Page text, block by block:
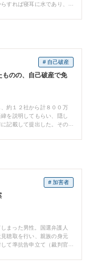
すれば寝耳に水であり、
その後も丁寧に交渉を続
このような場合、相手方
述のようにうまく行く事
ーも含め、必ず弁護士に
# 自己破産
ものの、自己破産で免
約１２社から計８００万
を説明してもらい、隠し
記載して提出した。その
とで管財となることなく
ります。とにかく、「裁
# 加害者
まった男性。国選弁護人
聴取を行い、親族の身元
て準抗告申立て（裁判官
。